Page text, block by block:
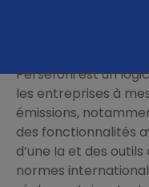
Persefoni est un
les entreprises à
émissions,
des fonctionnalités
d’une Ia et des
normes